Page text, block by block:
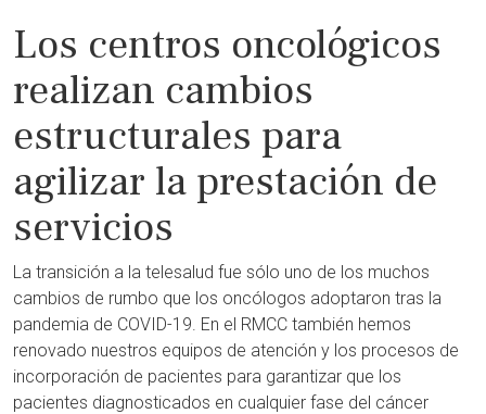
Los centros oncológicos
realizan cambios
estructurales para
agilizar la prestación de
servicios
La transición a la telesalud fue sólo uno de los muchos
cambios de rumbo que los oncólogos adoptaron tras la
pandemia de COVID-19. En el RMCC también hemos
renovado nuestros equipos de atención y los procesos de
incorporación de pacientes para garantizar que los
pacientes diagnosticados en cualquier fase del cáncer